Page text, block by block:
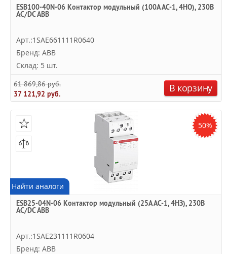
ESB100-40N-06 Контактор модульный (100А АС-1, 4НО), 230В
AC/DC ABB
Арт.:1SAE661111R0640
Бренд: ABB
Склад: 5 шт.
61 869,86 руб.
37 121,92 руб.
В корзину
50%
Найти аналоги
ESB25-04N-06 Контактор модульный (25А АС-1, 4НЗ), 230В
AC/DC ABB
Арт.:1SAE231111R0604
Бренд: ABB